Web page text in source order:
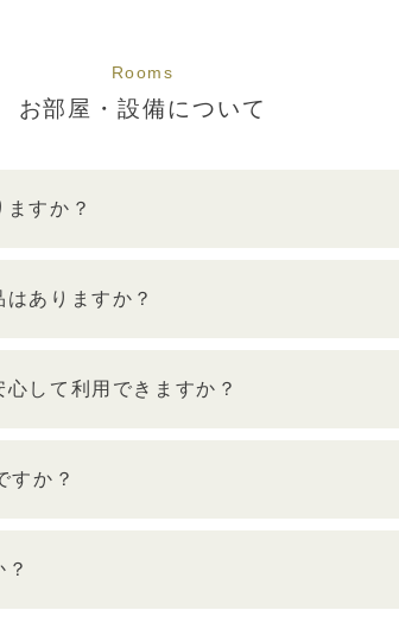
Rooms
お部屋・設備について
すか？
ありますか？
して利用できますか？
すか？